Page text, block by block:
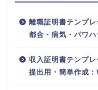
離職証明書テンプ
都合・病気・パワ
収入証明書テンプ
提出用・簡単作成